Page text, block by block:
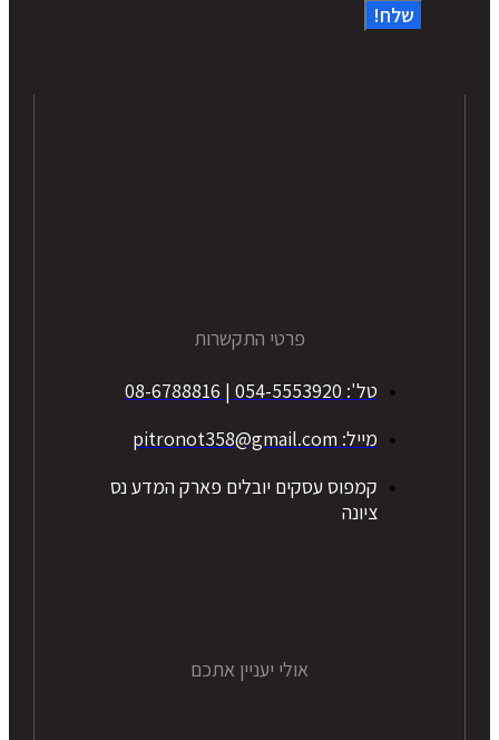
שלח!
פרטי התקשרות
טל': 054-5553920 | 08-6788816
מייל: pitronot358@gmail.com
קמפוס עסקים יובלים פארק המדע נס
ציונה
אולי יעניין אתכם